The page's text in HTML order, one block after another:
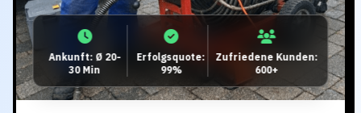
Ankunft: Ø 20-
30 Min
Erfolgsquote:
99%
Zufriedene Kunden:
600+